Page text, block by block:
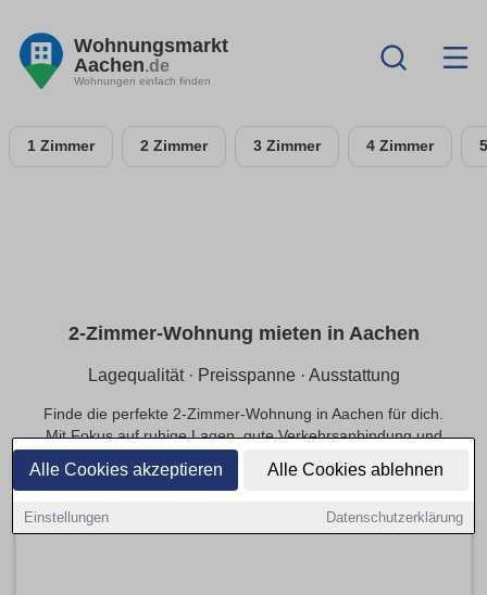
Alle Cookies akzeptieren Alle Cookies ablehnen
Einstellungen Datenschutzerklärung
Wohnungsmarkt
Aachen.de
Wohnungen einfach finden
1 Zimmer 2 Zimmer 3 Zimmer 4 Zimmer
2-Zimmer-Wohnung mieten in Aachen
Lagequalität · Preisspanne · Ausstattung
Finde die perfekte 2-Zimmer-Wohnung in Aachen für dich.
Mit Fokus auf ruhige Lagen, gute Verkehrsanbindung und
einer passenden Preisspanne.